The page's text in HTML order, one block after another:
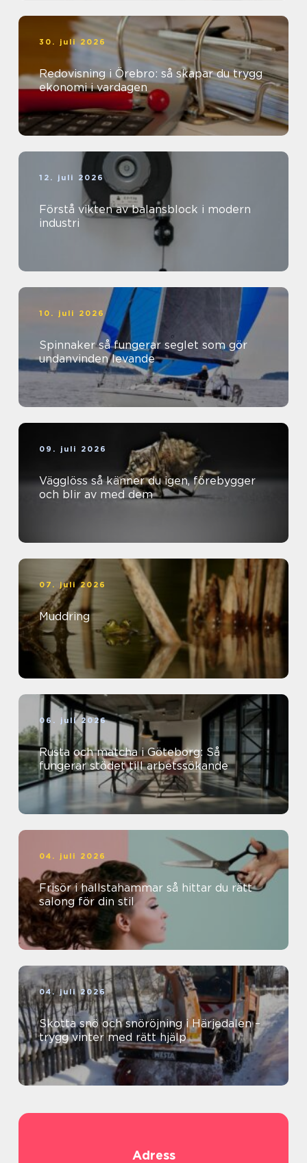
30. juli 2026
Redovisning i Örebro: så skapar du trygg
ekonomi i vardagen
12. juli 2026
Förstå vikten av balansblock i modern
industri
10. juli 2026
Spinnaker så fungerar seglet som gör
undanvinden levande
09. juli 2026
Vägglöss så känner du igen, förebygger
och blir av med dem
07. juli 2026
Muddring
06. juli 2026
Rusta och matcha i Göteborg: Så
fungerar stödet till arbetssökande
04. juli 2026
Frisör i hallstahammar så hittar du rätt
salong för din stil
04. juli 2026
Skotta snö och snöröjning i Härjedalen –
trygg vinter med rätt hjälp
Adress